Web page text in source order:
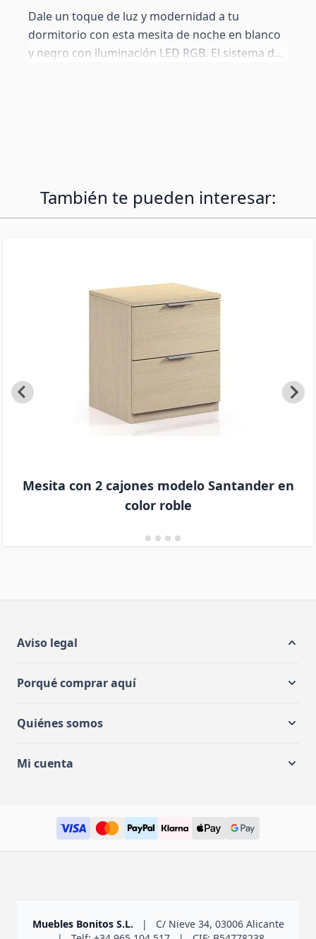
Dale un toque de luz y modernidad a tu
dormitorio con esta mesita de noche en blanco
y negro con iluminación LED RGB. El sistema de
También te pueden interesar:
Mesita con 2 cajones modelo Santander en
color roble
Aviso legal
Porqué comprar aquí
Quiénes somos
Mi cuenta
Muebles Bonitos S.L. |
C/ Nieve 34, 03006 Alicante